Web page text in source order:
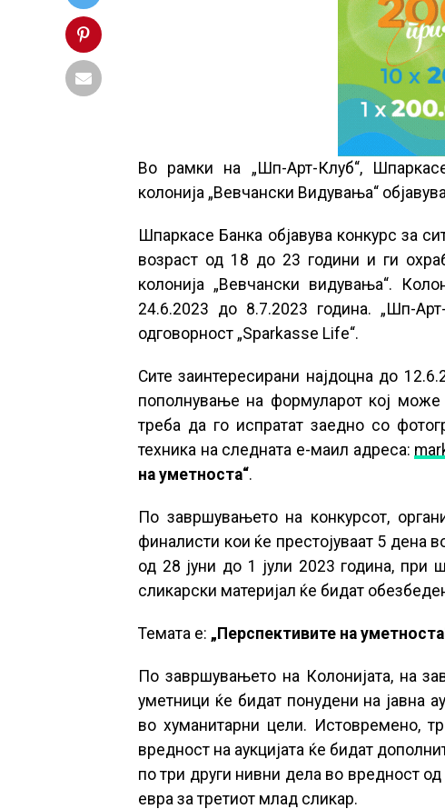
Во рамки на „Шп-Арт-Клуб“,
колонија „Вевчански Видувања“
Шпаркасе Банка објавува конкурс за
возраст од 18 до 23 години и ги
колонија „Вевчански видувања“.
24.6.2023 до 8.7.2023 година. „Шп-
одговорност „Sparkasse Life“.
Сите заинтересирани најдоцна до
пополнување на формуларот кој може
треба да го испратат заедно со
техника на следната е-маил адреса:
на уметноста“.
По завршувањето на конкурсот,
финалисти кои ќе престојуваат 5 дена
од 28 јуни до 1 јули 2023 година, при
сликарски материјал ќе бидат
Темата е: „Перспективите на
По завршувањето на Колонијата, на
уметници ќе бидат понудени на јавна
во хуманитарни цели. Истовремено,
вредност на аукцијата ќе бидат
по три други нивни дела во вредност
евра за третиот млад сликар.